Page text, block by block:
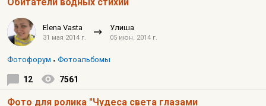
Elena Vasta
31 мая 2014 г.
Улиша
05 июн. 2014 г.
Фотофорум Фотоальбомы
12 7561
Фото для ролика "Чудеса света глазами